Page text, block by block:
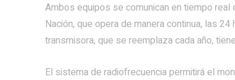
Ambos equipos se comunican en tiempo
Nación, que opera de manera continua, las
transmisora, que se reemplaza cada año,
El sistema de radiofrecuencia permitirá el